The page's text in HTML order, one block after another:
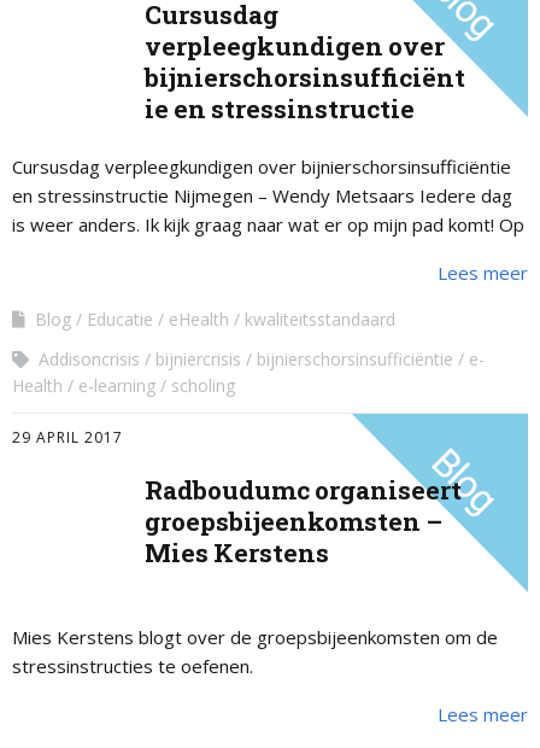
Cursusdag
verpleegkundigen over
bijnierschorsinsufficiënt
ie en stressinstructie
Cursusdag verpleegkundigen over bijnierschorsinsufficiëntie
en stressinstructie Nijmegen – Wendy Metsaars Iedere dag
is weer anders. Ik kijk graag naar wat er op mijn pad komt! Op
Lees meer
Blog Educatie eHealth
kwaliteitsstandaard
Addisoncrisis
bijniercrisis bijnierschorsinsufficiëntie
e-
Health
e-learning scholing
29 APRIL 2017
Radboudumc organiseert
groepsbijeenkomsten –
Mies Kerstens
Mies Kerstens blogt over de groepsbijeenkomsten om de
stressinstructies te oefenen.
Lees meer